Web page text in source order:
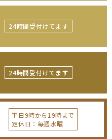
24時間受付けてます
24時間受付けてます
平日9時から19時まで
定休日：毎週水曜